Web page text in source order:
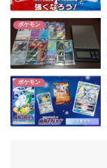
ポケモン
ポケモン